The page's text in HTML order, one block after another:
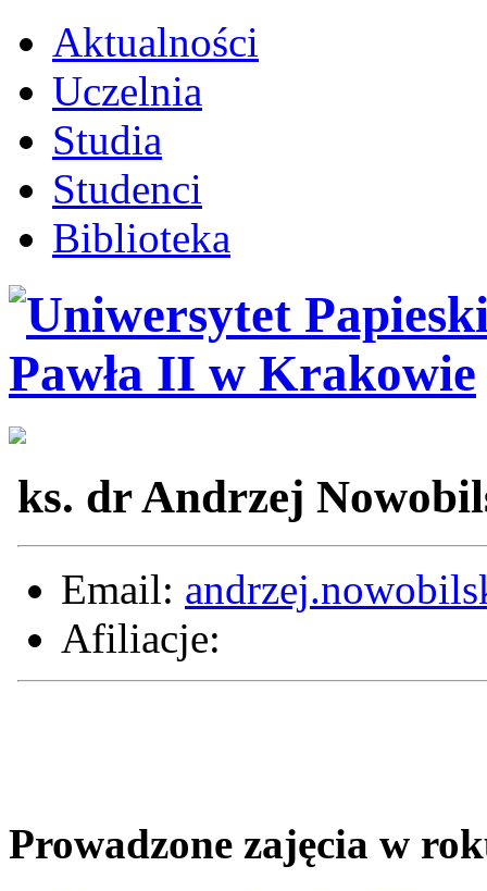
Aktualności
Uczelnia
Studia
Studenci
Biblioteka
ks. dr Andrzej
Email:
Afiliacje:
Prowadzone zajęcia w